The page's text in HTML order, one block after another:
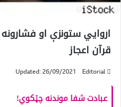
اروايي ستونزې او
قرآن اعجاز
Editorial
Updated: 26/09/2021
عبادت شفا موندنه چټکوي!